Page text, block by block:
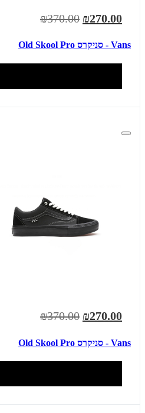
₪270.00
₪370.00
Vans - סניקרס Old Skool Pro
₪270.00
₪370.00
Vans - סניקרס Old Skool Pro